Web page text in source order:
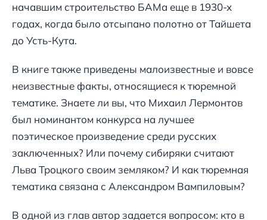
начавшим строительство БАМа еще в 1930-х
годах, когда было отсыпано полотно от Тайшета
до Усть-Кута.
В книге также приведены малоизвестные и вовсе
неизвестные факты, относящиеся к тюремной
тематике. Знаете ли вы, что Михаил Лермонтов
был номинантом конкурса на лучшее
поэтическое произведение среди русских
заключенных? Или почему сибиряки считают
Льва Троцкого своим земляком? И как тюремная
тематика связана с Александром Вампиловым?
В одной из глав автор задается вопросом: кто в